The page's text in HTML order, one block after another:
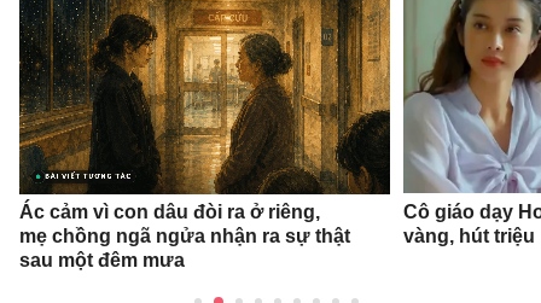
Ác cảm vì con dâu đòi ra ở riêng,
mẹ chồng ngã ngửa nhận ra sự thật
sau một đêm mưa
Cô giáo dạy
vàng, hút